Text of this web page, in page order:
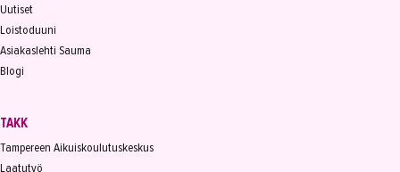
Uutiset
Loistoduuni
Asiakaslehti Sauma
Blogi
TAKK
Tampereen Aikuiskoulutuskeskus
Laatutyö